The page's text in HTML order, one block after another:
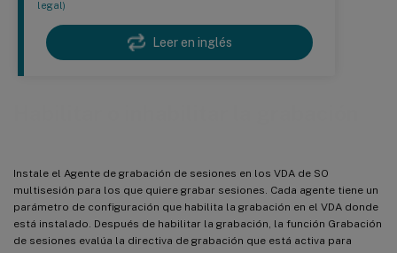
legal)
Leer en inglés
Instale el Agente de grabación de sesiones en los VDA de SO
multisesión para los que quiere grabar sesiones. Cada agente tiene un
parámetro de configuración que habilita la grabación en el VDA donde
está instalado. Después de habilitar la grabación, la función Grabación
de sesiones evalúa la directiva de grabación que está activa para